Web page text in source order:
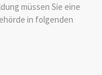
müssen Sie eine
in folgenden